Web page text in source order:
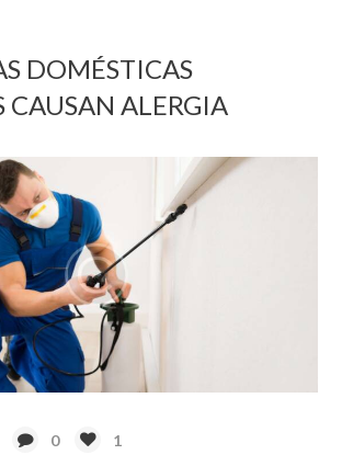
DOMÉSTICAS
CAUSAN ALERGIA
0 1